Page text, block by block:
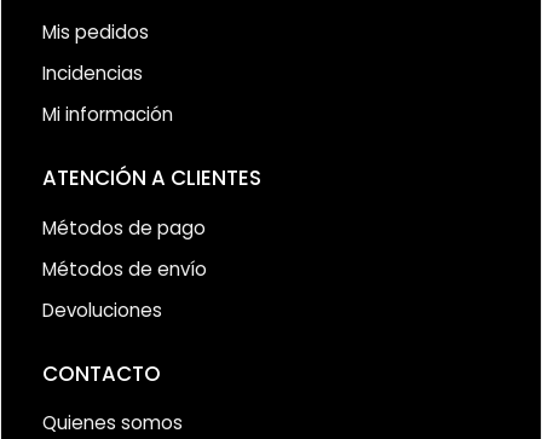
Mis pedidos
Incidencias
Mi información
ATENCIÓN A CLIENTES
Métodos de pago
Métodos de envío
Devoluciones
CONTACTO
Quienes somos